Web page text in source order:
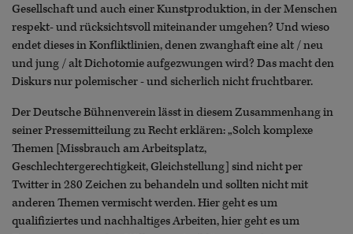
Gesellschaft und auch einer Kunstproduktion, in der Menschen
respekt- und rücksichtsvoll miteinander umgehen? Und wieso
endet dieses in Konfliktlinien, denen zwanghaft eine alt / neu
und jung / alt Dichotomie aufgezwungen wird? Das macht den
Diskurs nur polemischer - und sicherlich nicht fruchtbarer.
Der Deutsche Bühnenverein lässt in diesem Zusammenhang in
seiner Pressemitteilung zu Recht erklären: „Solch komplexe
Themen [Missbrauch am Arbeitsplatz,
Geschlechtergerechtigkeit, Gleichstellung] sind nicht per
Twitter in 280 Zeichen zu behandeln und sollten nicht mit
anderen Themen vermischt werden. Hier geht es um
qualifiziertes und nachhaltiges Arbeiten, hier geht es um